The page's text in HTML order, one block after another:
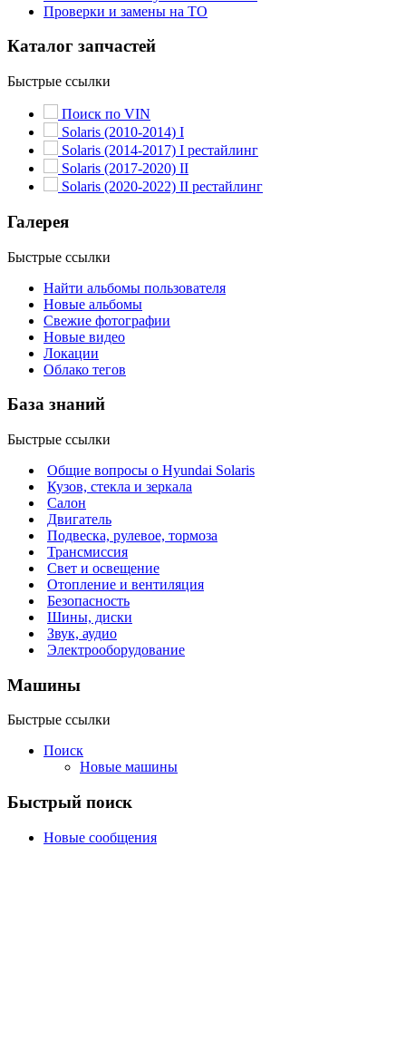
Проверки и замены на ТО
Каталог запчастей
Быстрые ссылки
Поиск по VIN
Solaris (2010-2014) I
Solaris (2014-2017) I рестайлинг
Solaris (2017-2020) II
Solaris (2020-2022) II рестайлинг
Галерея
Быстрые ссылки
Найти альбомы пользователя
Новые альбомы
Свежие фотографии
Новые видео
Локации
Облако тегов
База знаний
Быстрые ссылки
Общие вопросы о Hyundai Solaris
Кузов, стекла и зеркала
Салон
Двигатель
Подвеска, рулевое, тормоза
Трансмиссия
Свет и освещение
Отопление и вентиляция
Безопасность
Шины, диски
Звук, аудио
Электрооборудование
Машины
Быстрые ссылки
Поиск
Новые машины
Быстрый поиск
Новые сообщения